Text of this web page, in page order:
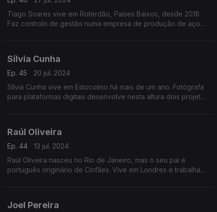
Tiago Soares vive em Roterdão, Países Baixos, desde 2018.
Faz controlo de gestão numa empresa de produção de aço
Sílvia Cunha
Ep. 45
20 jul. 2024
Sílvia Cunha vive em Estocolmo há mais de um ano. Fotógrafa
para plataformas digitais desenvolve nesta altura dois projetos:
Raúl Oliveira
Ep. 44
13 jul. 2024
Raúl Oliveira nasceu no Rio de Janeiro, mas o seu pai é
português originário de Cinfães. Vive em Londres e trabalha
Joel Pereira